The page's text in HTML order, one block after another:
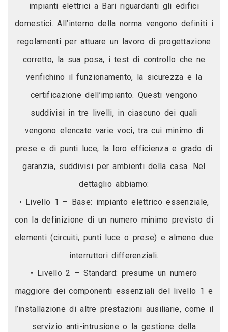
impianti elettrici a Bari riguardanti gli edifici
domestici. All’interno della norma vengono definiti i
regolamenti per attuare un lavoro di progettazione
corretto, la sua posa, i test di controllo che ne
verifichino il funzionamento, la sicurezza e la
certificazione dell’impianto. Questi vengono
suddivisi in tre livelli, in ciascuno dei quali
vengono elencate varie voci, tra cui minimo di
prese e di punti luce, la loro efficienza e grado di
garanzia, suddivisi per ambienti della casa. Nel
dettaglio abbiamo:
• Livello 1 – Base: impianto elettrico essenziale,
con la definizione di un numero minimo previsto di
elementi (circuiti, punti luce o prese) e almeno due
interruttori differenziali.
• Livello 2 – Standard: presume un numero
maggiore dei componenti essenziali del livello 1 e
l’installazione di altre prestazioni ausiliarie, come il
servizio anti-intrusione o la gestione della